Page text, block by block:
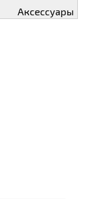
Аксессуары